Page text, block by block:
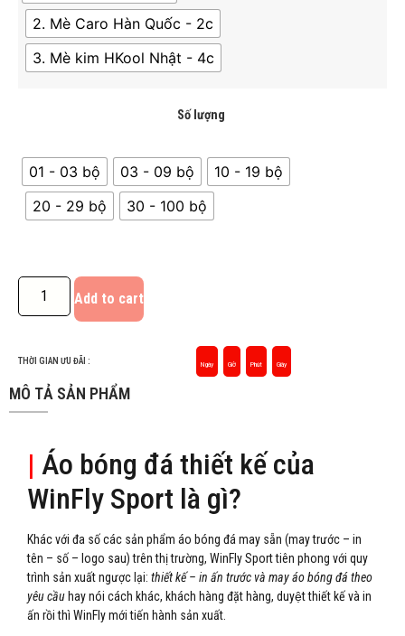
2. Mè Caro Hàn Quốc - 2c
3. Mè kim HKool Nhật - 4c
Số lượng
01 - 03 bộ 03 - 09 bộ
10 - 19 bộ
20 - 29 bộ
30 - 100 bộ
Add to cart
THỜI GIAN ƯU ĐÃI : Ngày Giờ Phút Giây
MÔ TẢ SẢN PHẨM
| Áo bóng đá thiết kế của
WinFly Sport là gì?
Khác với đa số các sản phẩm áo bóng đá may sẵn (may trước – in
tên – số – logo sau) trên thị trường, WinFly Sport tiên phong với quy
trình sản xuất ngược lại: thiết kế – in ấn trước và may áo bóng đá theo
yêu cầuhay nói cách khác, khách hàng đặt hàng, duyệt thiết kế và in
ấn rồi thì WinFly mới tiến hành sản xuất.